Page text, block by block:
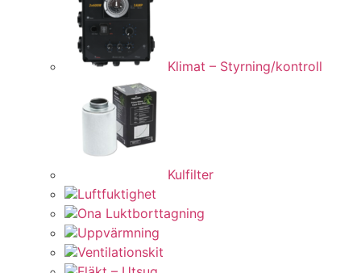
Klimat – Styrning/kontroll
Kulfilter
Luftfuktighet
Ona Luktborttagning
Uppvärmning
Ventilationskit